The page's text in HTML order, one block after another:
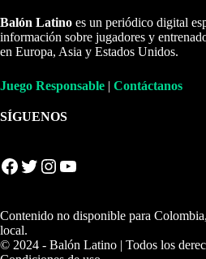
Balón Latino es un periódico digital
información sobre jugadores y
en Europa, Asia y Estados Unidos.
Juego Responsable | Contáctanos
SÍGUENOS
Facebook Twitter Instagram YouTube
Contenido no disponible para
local.
© 2024 - Balón Latino | Todos los